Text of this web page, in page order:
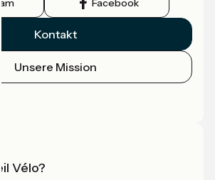
Kontakt
Unsere Mission
Vélo?